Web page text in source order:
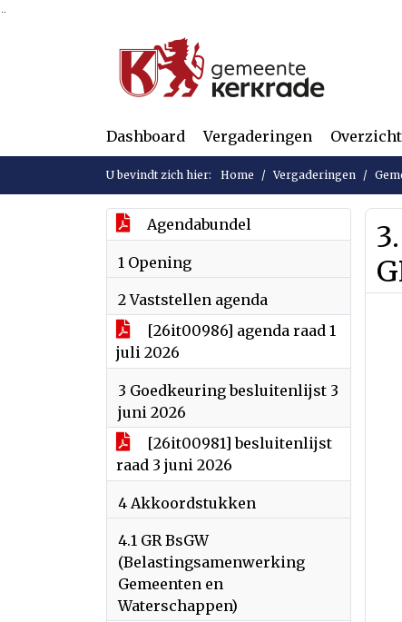
Dashboard Vergaderingen
U bevindt zich hier: Home Vergaderingen
Agendabundel
1 Opening
2 Vaststellen agenda
[26it00986] agenda raad 1
juli 2026
3 Goedkeuring besluitenlijst 3
juni 2026
[26it00981] besluitenlijst
raad 3 juni 2026
4 Akkoordstukken
4.1 GR BsGW
(Belastingsamenwerking
Gemeenten en
Waterschappen)